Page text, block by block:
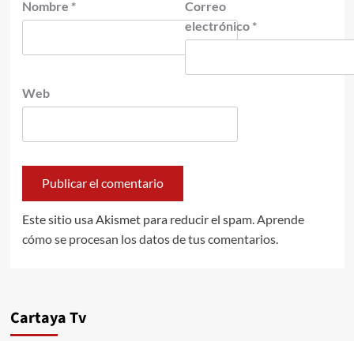
Nombre *
Correo
electrónico *
Web
Este sitio usa Akismet para reducir el spam. Aprende
cómo se procesan los datos de tus comentarios.
Cartaya Tv